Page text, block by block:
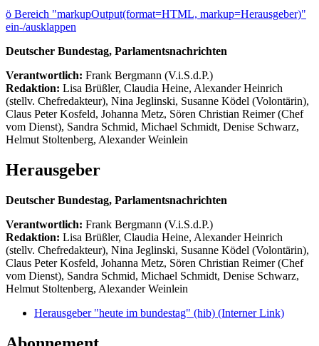
ö Bereich "markupOutput(format=HTML, markup=Herausgeber)"
ein-/ausklappen
Deutscher Bundestag, Parlamentsnachrichten
Verantwortlich: Frank Bergmann (V.i.S.d.P.)
Redaktion: Lisa Brüßler, Claudia Heine, Alexander Heinrich
(stellv. Chefredakteur), Nina Jeglinski, Susanne Ködel (Volontärin),
Claus Peter Kosfeld, Johanna Metz, Sören Christian Reimer (Chef
vom Dienst), Sandra Schmid, Michael Schmidt, Denise Schwarz,
Helmut Stoltenberg, Alexander Weinlein
Herausgeber
Deutscher Bundestag, Parlamentsnachrichten
Verantwortlich: Frank Bergmann (V.i.S.d.P.)
Redaktion: Lisa Brüßler, Claudia Heine, Alexander Heinrich
(stellv. Chefredakteur), Nina Jeglinski, Susanne Ködel (Volontärin),
Claus Peter Kosfeld, Johanna Metz, Sören Christian Reimer (Chef
vom Dienst), Sandra Schmid, Michael Schmidt, Denise Schwarz,
Helmut Stoltenberg, Alexander Weinlein
Herausgeber "heute im bundestag" (hib) (Interner Link)